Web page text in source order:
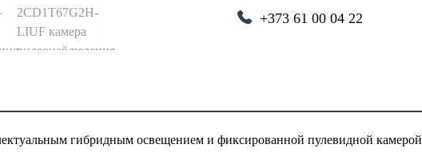
+373 61 00 04 22
гибридным освещением и фиксированной пулевидной камерой